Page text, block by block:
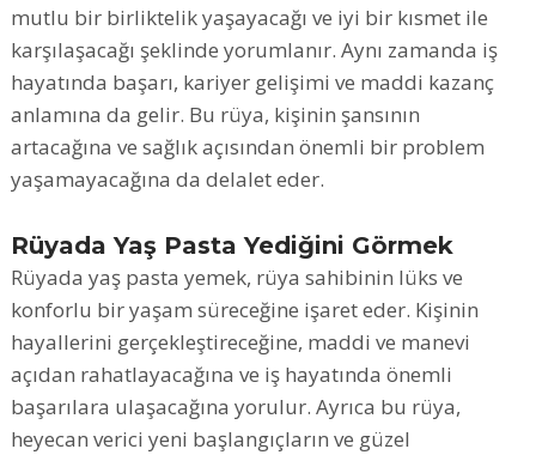
mutlu bir birliktelik yaşayacağı ve iyi bir kısmet ile
karşılaşacağı şeklinde yorumlanır. Aynı zamanda iş
hayatında başarı, kariyer gelişimi ve maddi kazanç
anlamına da gelir. Bu rüya, kişinin şansının
artacağına ve sağlık açısından önemli bir problem
yaşamayacağına da delalet eder.
Rüyada Yaş Pasta Yediğini Görmek
Rüyada yaş pasta yemek, rüya sahibinin lüks ve
konforlu bir yaşam süreceğine işaret eder. Kişinin
hayallerini gerçekleştireceğine, maddi ve manevi
açıdan rahatlayacağına ve iş hayatında önemli
başarılara ulaşacağına yorulur. Ayrıca bu rüya,
heyecan verici yeni başlangıçların ve güzel